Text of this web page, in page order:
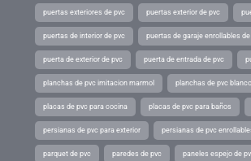
puertas exteriores de pvc puertas exterior de pvc
puertas de interior de pvc puertas de garaje enrollables
puerta de exterior de pvc puerta de entrada de pvc
planchas de pvc imitacion marmol planchas de pvc blanco
placas de pvc para cocina placas de pvc para baños
persianas de pvc para exterior persianas de pvc
parquet de pvc paredes de pvc paneles espejo de